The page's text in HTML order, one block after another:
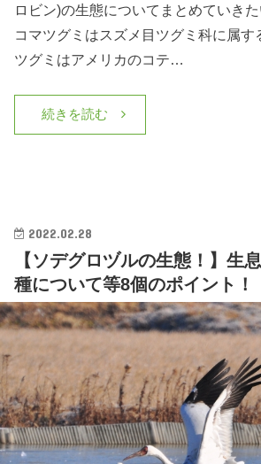
ロビン)の生態についてまとめていき
コマツグミはスズメ目ツグミ科に属
ツグミはアメリカのコテ…
続きを読む
2022.02.28
【ソデグロヅルの生態！】生
種について等8個のポイント！